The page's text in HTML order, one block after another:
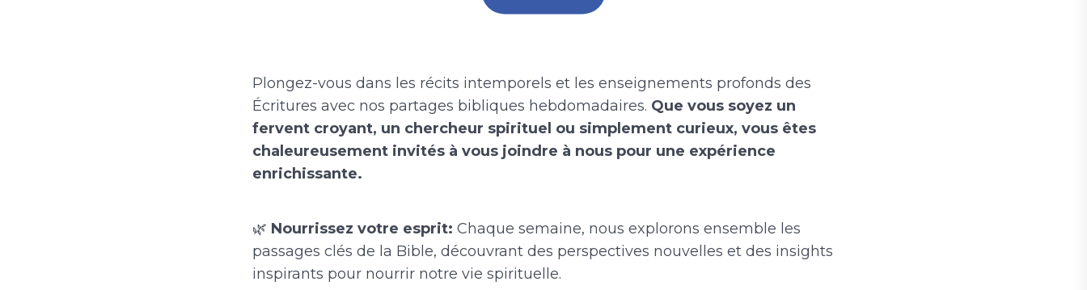
Plongez-vous dans les récits intemporels et les enseignements profonds des
Écritures avec nos partages bibliques hebdomadaires. Que vous soyez un
fervent croyant, un chercheur spirituel ou simplement curieux, vous êtes
chaleureusement invités à vous joindre à nous pour une expérience
enrichissante.
🌿 Nourrissez votre esprit: Chaque semaine, nous explorons ensemble les
passages clés de la Bible, découvrant des perspectives nouvelles et des insights
inspirants pour nourrir notre vie spirituelle.